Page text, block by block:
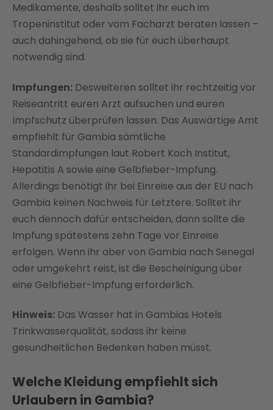
Medikamente, deshalb solltet ihr euch im
Tropeninstitut oder vom Facharzt beraten lassen –
auch dahingehend, ob sie für euch überhaupt
notwendig sind.
Impfungen: Desweiteren solltet ihr rechtzeitig vor
Reiseantritt euren Arzt aufsuchen und euren
Impfschutz überprüfen lassen. Das Auswärtige Amt
empfiehlt für Gambia sämtliche
Standardimpfungen laut Robert Koch Institut,
Hepatitis A sowie eine Gelbfieber-Impfung.
Allerdings benötigt ihr bei Einreise aus der EU nach
Gambia keinen Nachweis für Letztere. Solltet ihr
euch dennoch dafür entscheiden, dann sollte die
Impfung spätestens zehn Tage vor Einreise
erfolgen. Wenn ihr aber von Gambia nach Senegal
oder umgekehrt reist, ist die Bescheinigung über
eine Gelbfieber-Impfung erforderlich.
Hinweis: Das Wasser hat in Gambias Hotels
Trinkwasserqualität, sodass ihr keine
gesundheitlichen Bedenken haben müsst.
Welche Kleidung empfiehlt sich
Urlaubern in Gambia?